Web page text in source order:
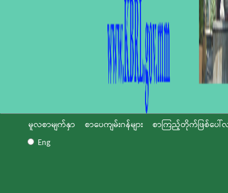
မူလစာမျက်နှာ စာပေကျမ်းဂန်များ
စာကြည့်တိုက်ဖြစ်ပေါ်
Eng